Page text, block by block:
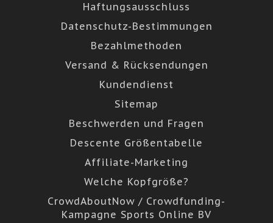
Haftungsausschluss
Datenschutz-Bestimmungen
Bezahlmethoden
Versand & Rücksendungen
Kundendienst
Sitemap
Beschwerden und Fragen
Descente Größentabelle
Affiliate-Marketing
Welche Kopfgröße?
CrowdAboutNow / Crowdfunding-
Kampagne Sports Online BV